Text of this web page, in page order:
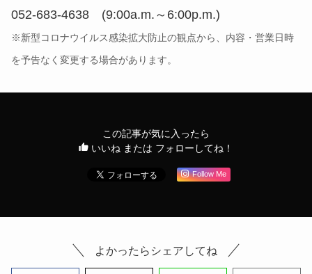
052-683-4638 (9:00a.m.～6:00p.m.)
※新型コロナウイルス感染拡大防止の観点から、内容・営業日時
を予告なく変更する場合があります。
この記事が気に入ったら
いいね または フォローしてね！
Follow Me
よかったらシェアしてね